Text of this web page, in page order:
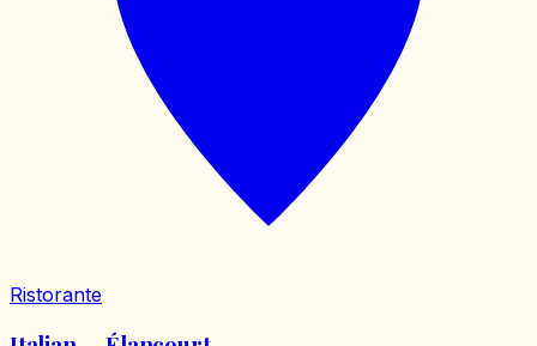
Ristorante